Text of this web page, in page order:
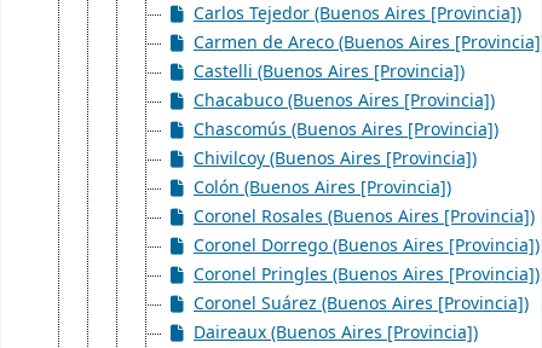
Carlos Tejedor (Buenos Aires [Provincia])
Carmen de Areco (Buenos Aires
Castelli (Buenos Aires [Provincia])
Chacabuco (Buenos Aires [Provincia])
Chascomús (Buenos Aires [Provincia])
Chivilcoy (Buenos Aires [Provincia])
Colón (Buenos Aires [Provincia])
Coronel Rosales (Buenos Aires [Provincia])
Coronel Dorrego (Buenos Aires [Provincia])
Coronel Pringles (Buenos Aires [Provincia])
Coronel Suárez (Buenos Aires [Provincia])
Daireaux (Buenos Aires [Provincia])